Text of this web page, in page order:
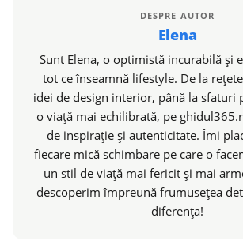
DESPRE AUTOR
Elena
Sunt Elena, o optimistă incurabilă și
tot ce înseamnă lifestyle. De la
idei de design interior, până la sfaturi
o viață mai echilibrată, pe
de inspirație și autenticitate. Îmi
fiecare mică schimbare pe care o
un stil de viață mai fericit și mai
descoperim împreună frumusețea
diferența!